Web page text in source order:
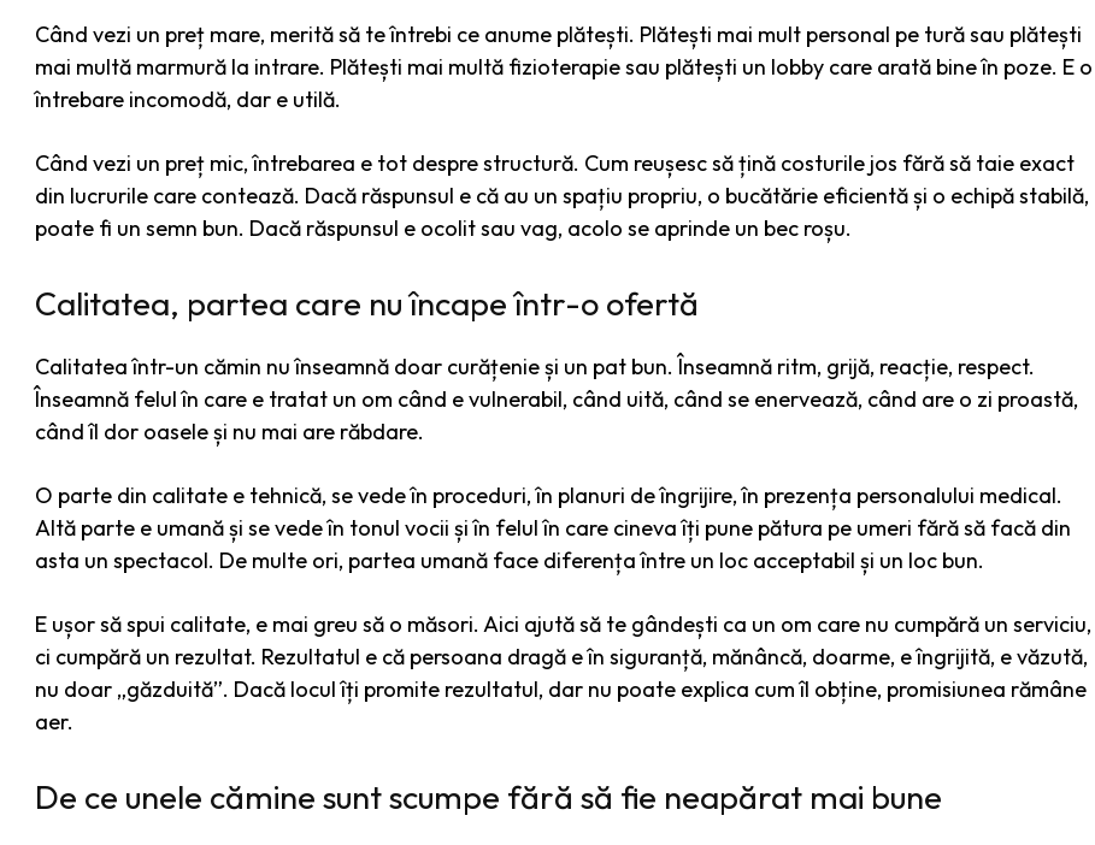
Când vezi un preț mare, merită să te întrebi ce anume plătești. Plătești mai mult personal pe tură sau plătești
mai multă marmură la intrare. Plătești mai multă fizioterapie sau plătești un lobby care arată bine în poze. E o
întrebare incomodă, dar e utilă.
Când vezi un preț mic, întrebarea e tot despre structură. Cum reușesc să țină costurile jos fără să taie exact
din lucrurile care contează. Dacă răspunsul e că au un spațiu propriu, o bucătărie eficientă și o echipă stabilă,
poate fi un semn bun. Dacă răspunsul e ocolit sau vag, acolo se aprinde un bec roșu.
Calitatea, partea care nu încape într-o ofertă
Calitatea într-un cămin nu înseamnă doar curățenie și un pat bun. Înseamnă ritm, grijă, reacție, respect.
Înseamnă felul în care e tratat un om când e vulnerabil, când uită, când se enervează, când are o zi proastă,
când îl dor oasele și nu mai are răbdare.
O parte din calitate e tehnică, se vede în proceduri, în planuri de îngrijire, în prezența personalului medical.
Altă parte e umană și se vede în tonul vocii și în felul în care cineva îți pune pătura pe umeri fără să facă din
asta un spectacol. De multe ori, partea umană face diferența între un loc acceptabil și un loc bun.
E ușor să spui calitate, e mai greu să o măsori. Aici ajută să te gândești ca un om care nu cumpără un serviciu,
ci cumpără un rezultat. Rezultatul e că persoana dragă e în siguranță, mănâncă, doarme, e îngrijită, e văzută,
nu doar „găzduită”. Dacă locul îți promite rezultatul, dar nu poate explica cum îl obține, promisiunea rămâne
aer.
De ce unele cămine sunt scumpe fără să fie neapărat mai bune